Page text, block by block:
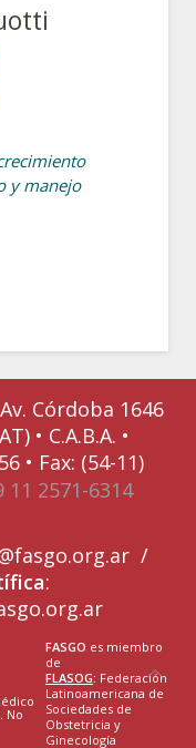
y manejo
Av. Córdoba 1646
• C.A.B.A. •
• Fax: (54-11)
11 2571-6314
/
:
No
FASGO es miembro
de
FLASOG: Federación
Latinoamericana de
Sociedades de
Obstetricia y
Ginecología